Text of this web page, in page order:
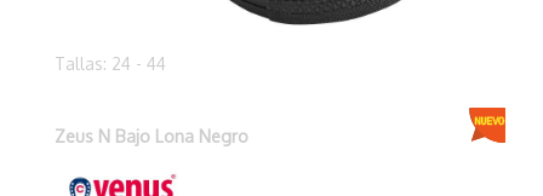
Tallas: 24 - 44
Zeus N Bajo Lona Negro